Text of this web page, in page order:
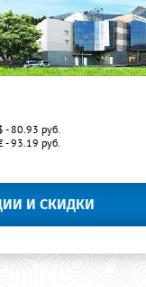
- 80.93 руб.
- 93.19 руб.
И СКИДКИ